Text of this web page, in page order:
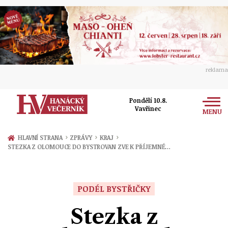
reklama
Pondělí 10.8.
Vavřinec
MENU
Zprávy
HLAVNÍ STRANA › ZPRÁVY › KRAJ ›
STEZKA Z OLOMOUCE DO BYSTROVAN ZVE K PŘÍJEMNÉ…
PODÉL BYSTŘIČKY
Stezka z